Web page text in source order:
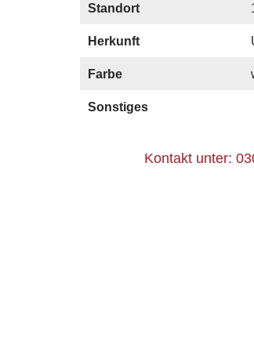
Standort
Herkunft
Farbe
Sonstiges
Kontakt unter: